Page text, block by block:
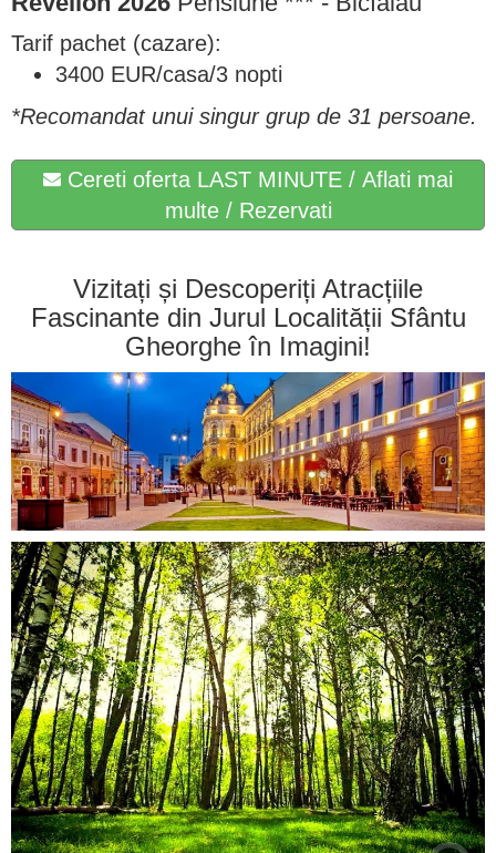
Tarif pachet (cazare):
3400 EUR/casa/3 nopti
*Recomandat unui singur grup de 31 persoane.
Cereti oferta LAST MINUTE / Aflati mai
multe / Rezervati
Vizitați și Descoperiți Atracțiile
Fascinante din Jurul Localității Sfântu
Gheorghe în Imagini!